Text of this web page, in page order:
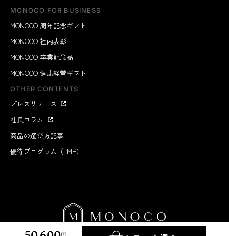
MONOCO FOR BUSINESS
MONOCO 周年記念ギフト
MONOCO 社内表彰
MONOCO 卒業記念品
MONOCO 健康経営ギフト
OTHER CONTENTS
プレスリリース
社長コラム
商品の選び方記事
優待プログラム（LMP）